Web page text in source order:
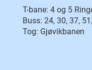
T-bane: 4 og 5
Buss: 24, 30, 37,
Tog: Gjøvikbanen